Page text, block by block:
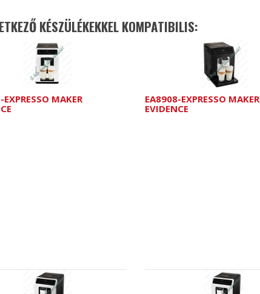
KÉSZÜLÉKEKKEL KOMPATIBILIS:
MAKER
EA8908-EXPRESSO MAKER
EVIDENCE